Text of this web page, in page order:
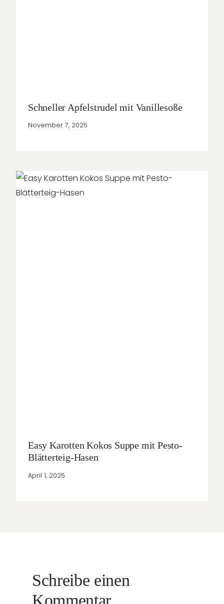
Schneller Apfelstrudel mit Vanillesoße
November 7, 2025
Easy Karotten Kokos Suppe mit Pesto-
Blätterteig-Hasen
April 1, 2025
Schreibe einen
Kommentar